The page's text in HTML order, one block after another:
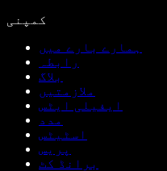
کمپنی
ہمارے بارے میں
رابطہ
بلاگ
ملازمتیں
ایفیلی ایٹس
مدد
اسٹیٹس
پریس
برانڈ کٹ